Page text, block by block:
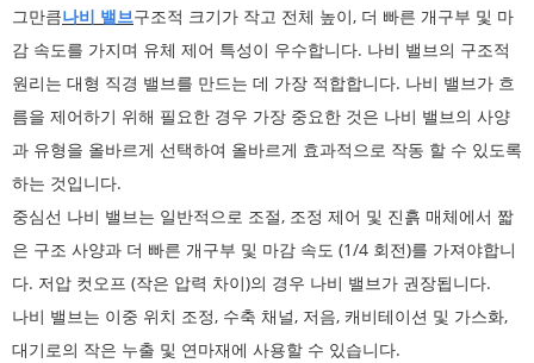
그만큼나비 밸브구조적 크기가 작고 전체 높이, 더 빠른 개구부 및 마
감 속도를 가지며 유체 제어 특성이 우수합니다. 나비 밸브의 구조적
원리는 대형 직경 밸브를 만드는 데 가장 적합합니다. 나비 밸브가 흐
름을 제어하기 위해 필요한 경우 가장 중요한 것은 나비 밸브의 사양
과 유형을 올바르게 선택하여 올바르게 효과적으로 작동 할 수 있도록
하는 것입니다.
중심선 나비 밸브는 일반적으로 조절, 조정 제어 및 진흙 매체에서 짧
은 구조 사양과 더 빠른 개구부 및 마감 속도 (1/4 회전)를 가져야합니
다. 저압 컷오프 (작은 압력 차이)의 경우 나비 밸브가 권장됩니다.
나비 밸브는 이중 위치 조정, 수축 채널, 저음, 캐비테이션 및 가스화,
대기로의 작은 누출 및 연마재에 사용할 수 있습니다.